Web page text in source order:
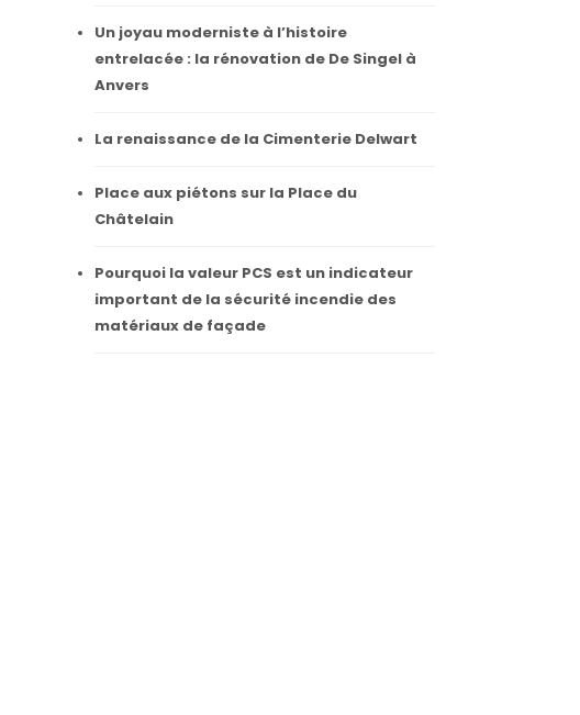
Un joyau moderniste à l’histoire
entrelacée : la rénovation de De Singel à
Anvers
La renaissance de la Cimenterie Delwart
Place aux piétons sur la Place du
Châtelain
Pourquoi la valeur PCS est un indicateur
important de la sécurité incendie des
matériaux de façade